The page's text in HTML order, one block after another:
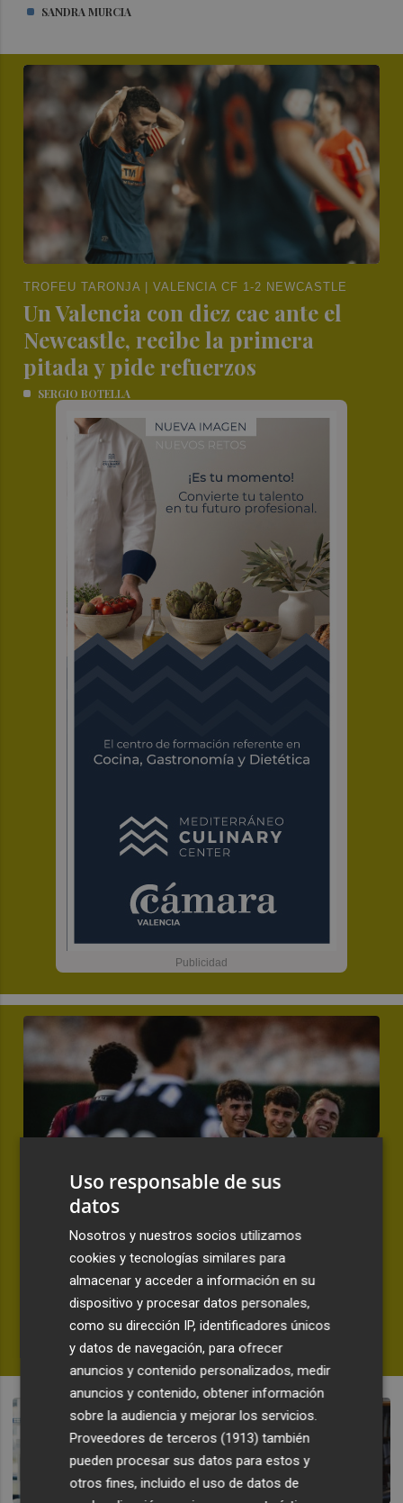
SANDRA MURCIA
TROFEU TARONJA | VALENCIA CF 1-2 NEWCASTLE
Un Valencia con diez cae ante el
Newcastle, recibe la primera
pitada y pide refuerzos
SERGIO BOTELLA
PRETEMPORADA | CD CASTELLÓN 1-3 LEVANTE UD
El Levante UD pone el broche a la
pretemporada con un triunfo ante
el Castellón
SERGIO BOTELLA
Uso responsable de sus
datos
Nosotros y nuestros socios utilizamos
cookies y tecnologías similares para
almacenar y acceder a información en su
dispositivo y procesar datos personales,
como su dirección IP, identificadores únicos
y datos de navegación, para ofrecer
anuncios y contenido personalizados, medir
anuncios y contenido, obtener información
sobre la audiencia y mejorar los servicios.
Proveedores de terceros (1913) también
pueden procesar sus datos para estos y
otros fines, incluido el uso de datos de